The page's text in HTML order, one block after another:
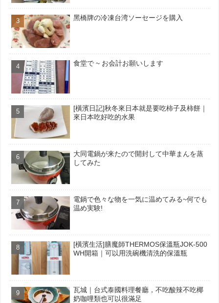
黑橋牌の冷凍台湾ソーセージを購入
食堂で ~ お会計お願いします
[橫濱日記]秋冬來日本就是要吃柿子及柿餅｜
來日本吃好吃的水果
大同電鍋が来たので開封して中華まんを蒸
してみた
電鍋で色々な物を一気に温めてみる~何でも
温め実験!
[橫濱生活]膳魔師THERMOS保溫瓶JOK-500
WH開箱｜可以用洗碗機清洗的保溫瓶
瓦城｜台式泰國料理餐廳，不吃酸辣不吃椰
奶咖哩類也可以很滿足